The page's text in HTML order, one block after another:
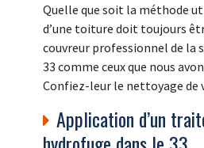
Quelle que soit la méthode
d’une toiture doit toujours
couvreur professionnel de la
33 comme ceux que nous
Confiez-leur le nettoyage
Application d’un